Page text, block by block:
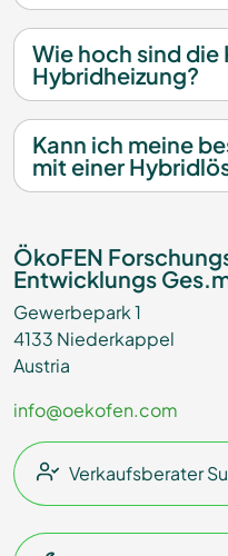
Wie hoch sind die
Hybridheizung?
Kann ich meine
mit einer
ÖkoFEN
Entwicklungs
Gewerbepark 1
4133 Niederkappel
Austria
info@oekofen.com
Verkaufsberater